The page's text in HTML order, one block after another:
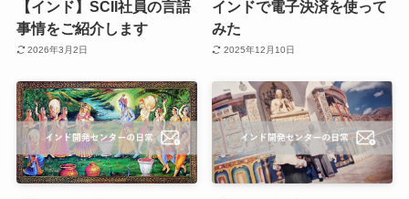
【インド】SCII社員の言語
事情をご紹介します
2026年3月2日
インドで電子決済を使って
みた
2025年12月10日